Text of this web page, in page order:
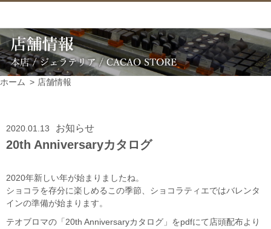
ホーム 店舗情報
2020.01.13 お知らせ
20th Anniversaryカタログ
2020年新しい年が始まりましたね。
ショコラを存分に楽しめるこの季節、ショコラティエではバレンタ
インの準備が始まります。
テオブロマの「20th Anniversaryカタログ」をpdfにて店頭配布より